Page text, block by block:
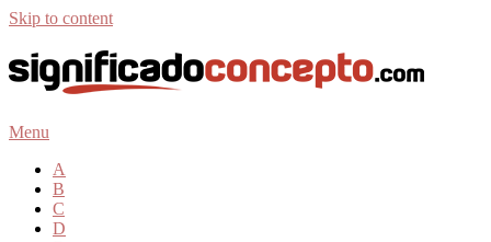
Skip to content
Menu
A
B
C
D